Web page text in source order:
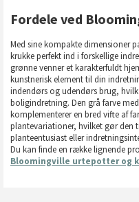
Fordele ved
Med sine kompakte dimensioner
krukke perfekt ind i forskellige
grønne venner et karakterfuldt
kunstnerisk element til din
indendørs og udendørs brug,
boligindretning. Den grå farve
komplementerer en bred vifte af
plantevariationer, hvilket gør den
planteentusiast eller
Du kan finde en række lignende
Bloomingville urtepotter og